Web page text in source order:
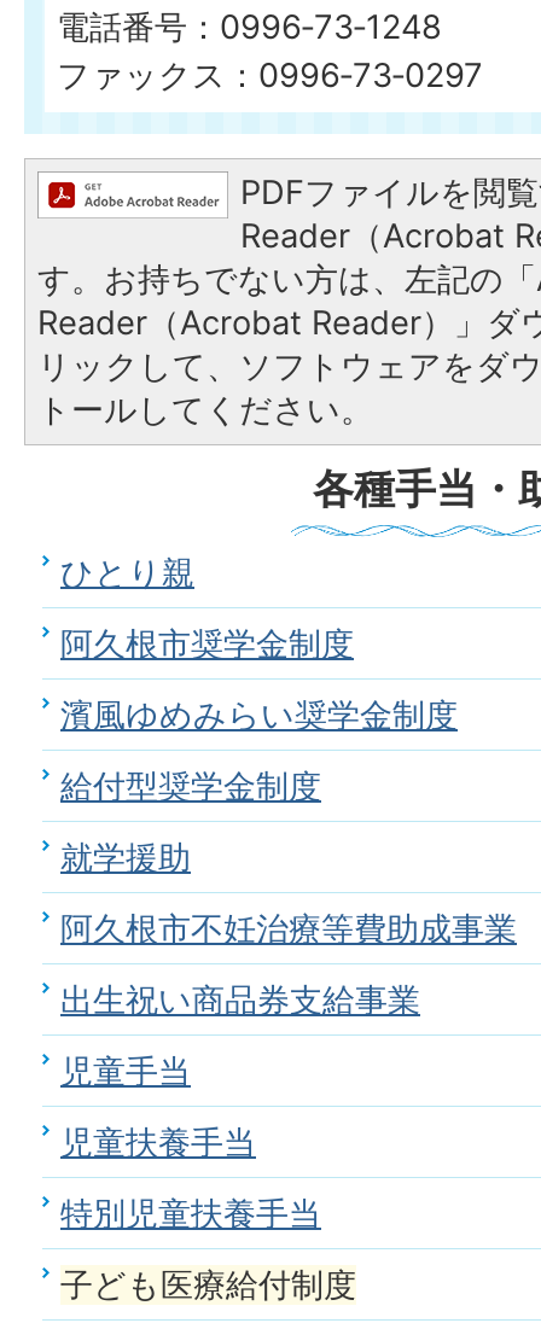
電話番号：0996‐73‐1248
ファックス：0996‐73‐0297
PDFファイルを閲
Reader（Acrobat
す。お持ちでない方は、左記の
Reader（Acrobat Reader）」ダ
リックして、ソフトウェアをダ
トールしてください。
各種手当・
ひとり親
阿久根市奨学金制度
濱風ゆめみらい奨学金制度
給付型奨学金制度
就学援助
阿久根市不妊治療等費助成事業
出生祝い商品券支給事業
児童手当
児童扶養手当
特別児童扶養手当
子ども医療給付制度